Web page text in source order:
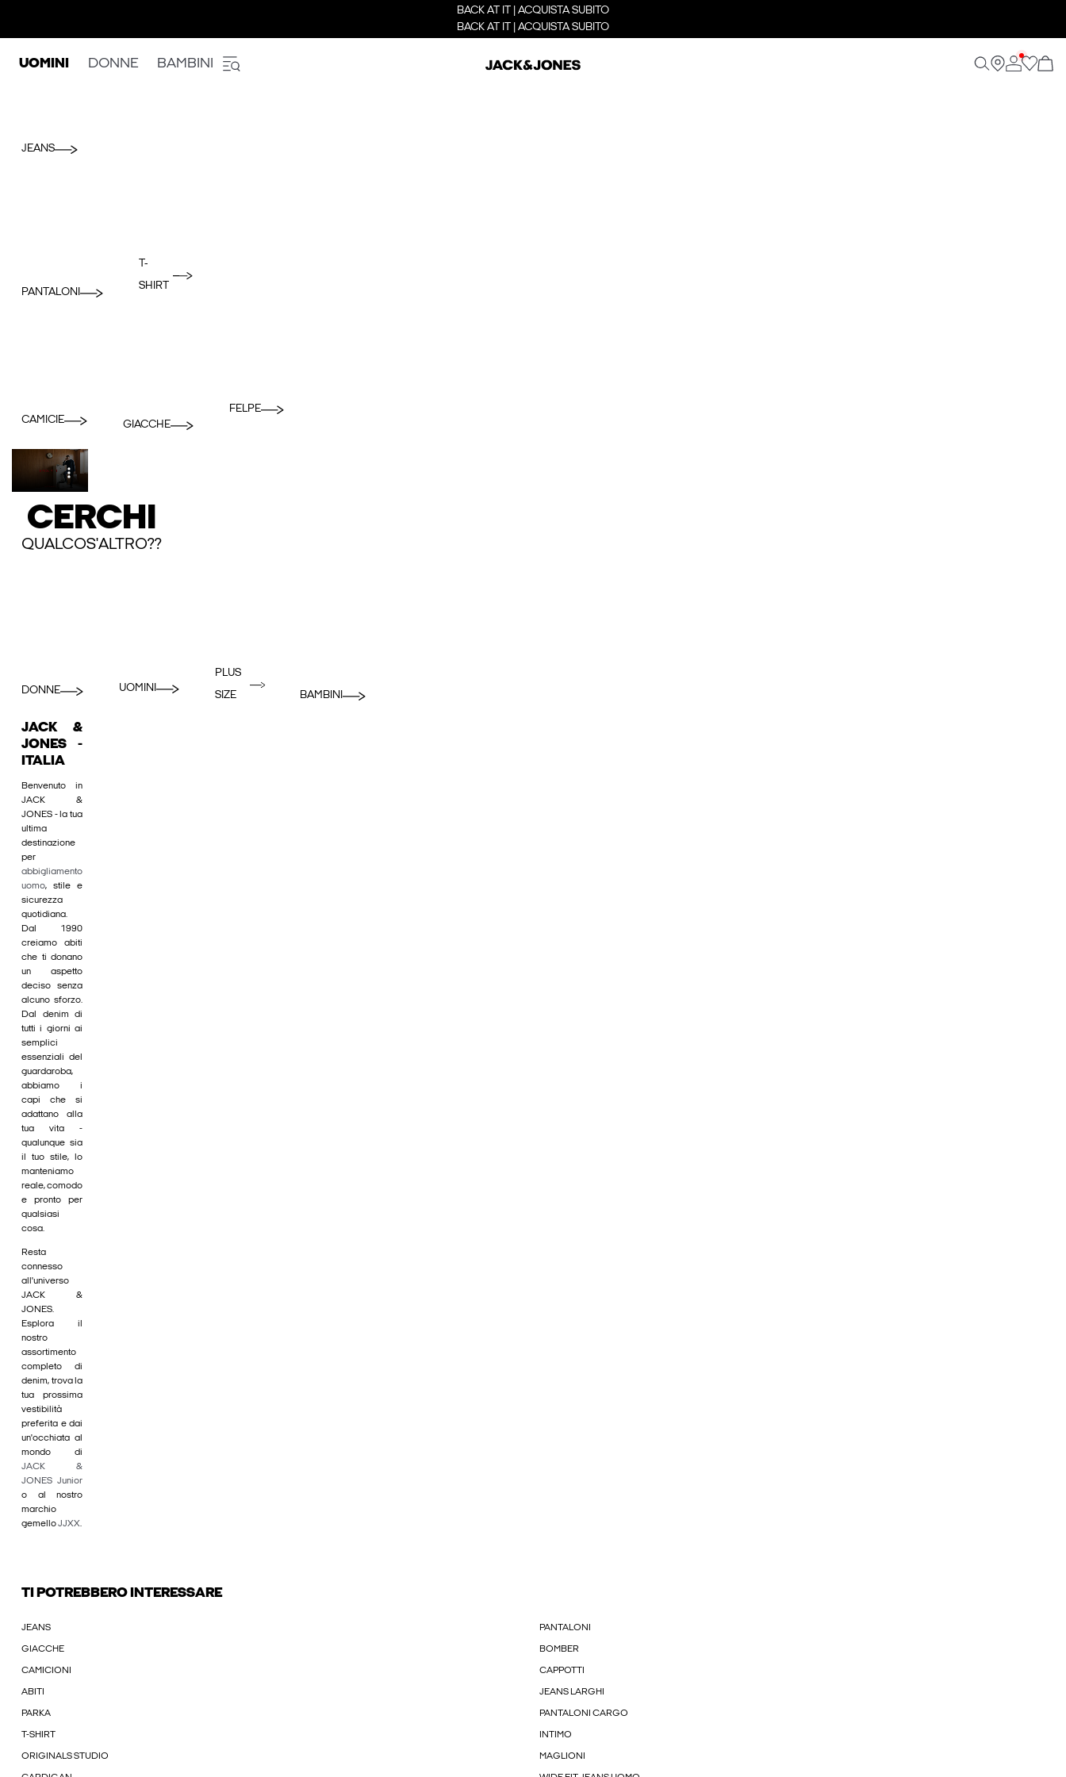
BACK AT IT | ACQUISTA SUBITO
BACK AT IT | ACQUISTA SUBITO
UOMINI DONNE BAMBINI
JEANS
PANTALONI
T-
SHIRT
CAMICIE GIACCHE
FELPE
CERCHI
QUALCOS'ALTRO??
DONNE UOMINI
PLUS
SIZE
BAMBINI
JACK &
JONES -
ITALIA
Benvenuto in
JACK &
JONES - la tua
ultima
destinazione
per
abbigliamento
uomo, stile e
sicurezza
quotidiana.
Dal 1990
creiamo abiti
che ti donano
un aspetto
deciso senza
alcuno sforzo.
Dal denim di
tutti i giorni ai
semplici
essenziali del
guardaroba,
abbiamo i
capi che si
adattano alla
tua vita -
qualunque sia
il tuo stile, lo
manteniamo
reale, comodo
e pronto per
qualsiasi
cosa.
Resta
connesso
all'universo
JACK &
JONES.
Esplora il
nostro
assortimento
completo di
denim, trova la
tua prossima
vestibilità
preferita e dai
un'occhiata al
mondo di
JACK &
JONES Junior
o al nostro
marchio
gemelloJJXX.
TI POTREBBERO INTERESSARE
JEANS PANTALONI
GIACCHE BOMBER
CAMICIONI CAPPOTTI
ABITI JEANS LARGHI
PARKA PANTALONI CARGO
T-SHIRT INTIMO
ORIGINALS STUDIO MAGLIONI